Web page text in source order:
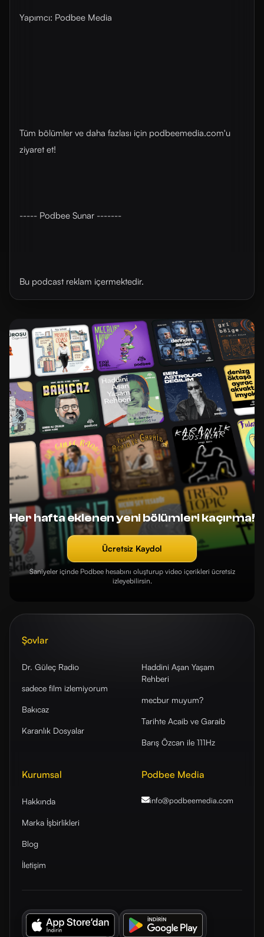
Yapımcı: Podbee Media
Tüm bölümler ve daha fazlası için ⁠⁠podbeemedia.com⁠⁠'u
ziyaret et!
----- Podbee Sunar -------
Bu podcast reklam içermektedir.
Her hafta eklenen yeni bölümleri kaçırma!
Ücretsiz Kaydol
Saniyeler içinde Podbee hesabını oluşturup video içerikleri ücretsiz
izleyebilirsin.
Şovlar
Dr. Güleç Radio
sadece film izlemiyorum
Bakıcaz
Karanlık Dosyalar
Haddini Aşan Yaşam
Rehberi
mecbur muyum?
Tarihte Acaib ve Garaib
Barış Özcan ile 111Hz
Kurumsal
Hakkında
Marka İşbirlikleri
Blog
İletişim
Podbee Media
info@podbeemedia.com